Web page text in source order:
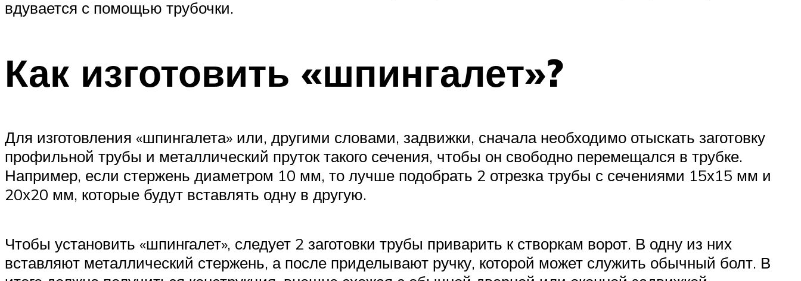
вдувается с помощью трубочки.
Как изготовить «шпингалет»?
Для изготовления «шпингалета» или, другими словами, задвижки, сначала необходимо отыскать заготовку
профильной трубы и металлический пруток такого сечения, чтобы он свободно перемещался в трубке.
Например, если стержень диаметром 10 мм, то лучше подобрать 2 отрезка трубы с сечениями 15х15 мм и
20х20 мм, которые будут вставлять одну в другую.
Чтобы установить «шпингалет», следует 2 заготовки трубы приварить к створкам ворот. В одну из них
вставляют металлический стержень, а после приделывают ручку, которой может служить обычный болт. В